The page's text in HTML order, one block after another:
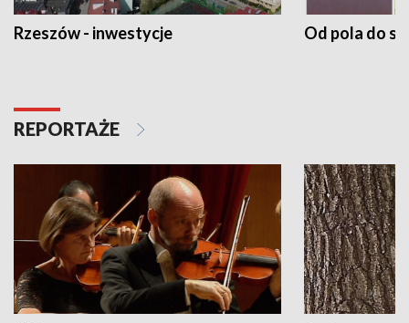
Rzeszów - inwestycje Od pola do
REPORTAŻE